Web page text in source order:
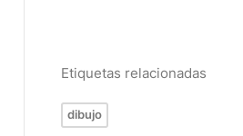
Etiquetas relacionadas
dibujo